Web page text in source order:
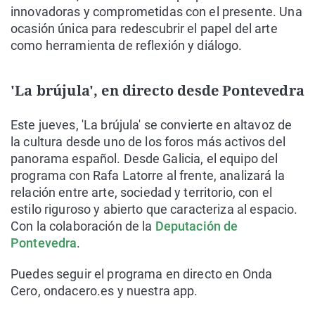
innovadoras y comprometidas con el presente. Una
ocasión única para redescubrir el papel del arte
como herramienta de reflexión y diálogo.
'La brújula', en directo desde Pontevedra
Este jueves, 'La brújula' se convierte en altavoz de
la cultura desde uno de los foros más activos del
panorama español. Desde Galicia, el equipo del
programa con Rafa Latorre al frente, analizará la
relación entre arte, sociedad y territorio, con el
estilo riguroso y abierto que caracteriza al espacio.
Con la colaboración de la Deputación de
Pontevedra.
Puedes seguir el programa en directo en Onda
Cero, ondacero.es y nuestra app.